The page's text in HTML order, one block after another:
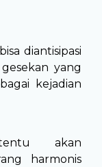
diantisipasi
yang
kejadian
akan
harmonis